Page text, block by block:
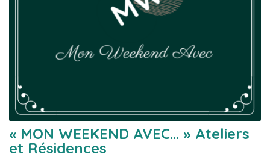
« MON WEEKEND AVEC… » Ateliers
et Résidences